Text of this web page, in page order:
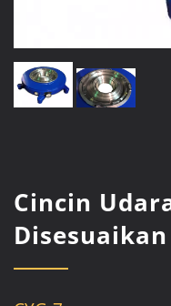
Cincin